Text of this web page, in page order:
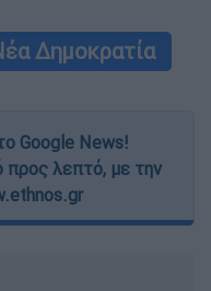
Δημοκρατία
Google News!
προς λεπτό, με την